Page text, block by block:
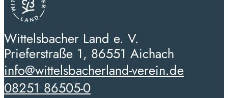
Wittelsbacher Land e. V.
Prieferstraße 1, 86551 Aichach
info@wittelsbacherland-verein.de
08251 86505-0